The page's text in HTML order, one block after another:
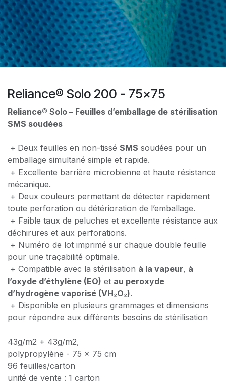
Reliance® Solo 200 - 75x75
Reliance® Solo – Feuilles d’emballage de stérilisation
SMS soudées
+ Deux feuilles en non-tissé SMS soudées pour un
emballage simultané simple et rapide.
+ Excellente barrière microbienne et haute résistance
mécanique.
+ Deux couleurs permettant de détecter rapidement
toute perforation ou détérioration de l’emballage.
+ Faible taux de peluches et excellente résistance aux
déchirures et aux perforations.
+ Numéro de lot imprimé sur chaque double feuille
pour une traçabilité optimale.
+ Compatible avec la stérilisation à la vapeur, à
l’oxyde d’éthylène (EO) et au peroxyde
d’hydrogène vaporisé (VH₂O₂).
+ Disponible en plusieurs grammages et dimensions
pour répondre aux différents besoins de stérilisation
43g/m2 + 43g/m2,
polypropylène - 75 x 75 cm
96 feuilles/carton
unité de vente : 1 carton